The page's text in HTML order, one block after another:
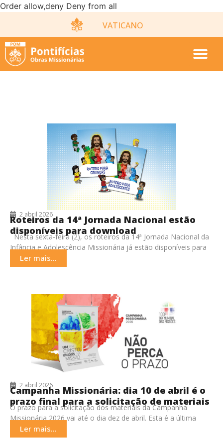
Order allow,deny Deny from all
VATICANO
2 abril 2026
Roteiros da 14ª Jornada Nacional estão
disponíveis para download
Nesta sexta-feira (2), os roteiros da 14ª Jornada Nacional da
Infância e Adolescência Missionária já estão disponíveis para
download. Estes estão divididos em
Ler mais...
2 abril 2026
Campanha Missionária: dia 10 de abril é o
prazo final para a solicitação de materiais
O prazo para a solicitação dos materiais da Campanha
Missionária 2026 vai até o dia dez de abril. Esta é a última
chamada para
Ler mais...